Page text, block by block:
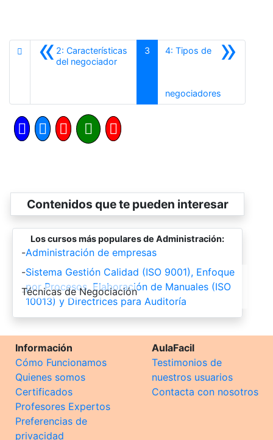
«2: Características
del negociadorAnterior
3 »
4: Tipos de
negociadores
Contenidos que te pueden interesar
Los cursos más populares de Administración:
-Administración de empresas
-Sistema Gestión Calidad (ISO 9001), Enfoque
por Procesos, Elaboración de Manuales (ISO
10013) y Directrices para Auditoría
-
Técnicas de Negociación
Información
Cómo Funcionamos
Quienes somos
Certificados
Profesores Expertos
Preferencias de
privacidad
AulaFacil
Testimonios de
nuestros usuarios
Contacta con nosotros